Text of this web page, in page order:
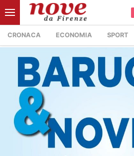
CRONACA ECONOMIA SPORT